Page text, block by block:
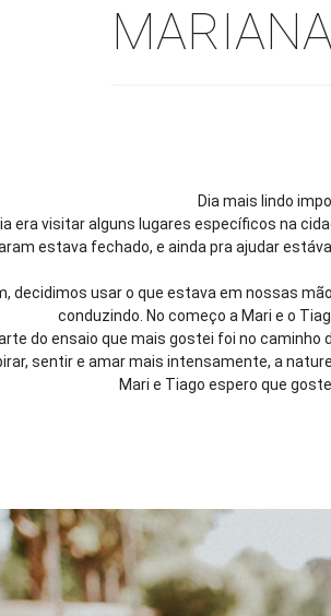
Dia mais lindo
era visitar alguns lugares específicos na
estava fechado, e ainda pra ajudar
decidimos usar o que estava em nossas
conduzindo. No começo a Mari e o
do ensaio que mais gostei foi no
sentir e amar mais intensamente, a
Mari e Tiago espero que